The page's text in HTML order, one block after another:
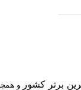
و